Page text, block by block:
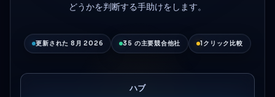
どうかを判断する手助けをします。
更新された 8月 2026 35 の主要競合他社 1クリック比較
ハブ